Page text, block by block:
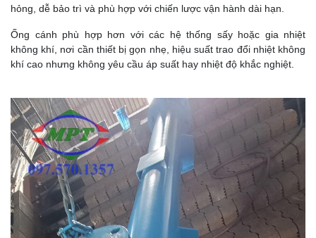
hỏng, dễ bảo trì và phù hợp với chiến lược vận hành dài hạn.
Ống cánh phù hợp hơn với các hệ thống sấy hoặc gia nhiệt
không khí, nơi cần thiết bị gọn nhẹ, hiệu suất trao đổi nhiệt không
khí cao nhưng không yêu cầu áp suất hay nhiệt độ khắc nghiệt.